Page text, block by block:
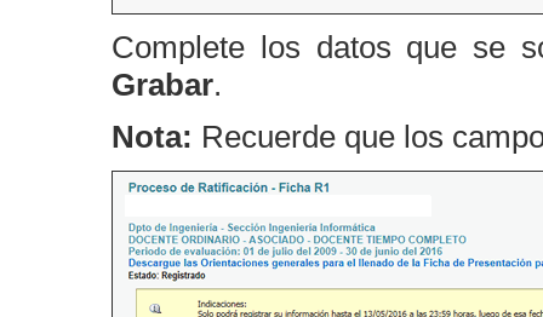
Complete los datos que se
Grabar.
Nota: Recuerde que los